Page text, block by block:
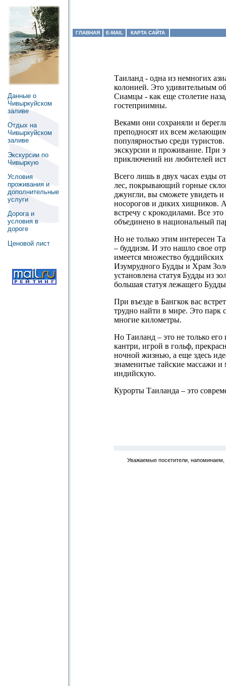
Данные о
Чивыркуйском
заливе
Отдых на
Чивыркуйском
заливе
Экскурсии по
Чивыркую
Условия
проживания и
дополнительные
услуги
Дорога и
условия в
дороге
Ценовой лист
ГЛАВНАЯ E-MAIL КАРТА САЙТА
Таиланд - одна из немногих
колонией. Это удивительным
Сиамцы - как еще столетие
гостеприимны.
Веками они сохраняли и
преподносят их всем
популярностью среди
экскурсии и проживание. При
приключений ни любителей
Всего лишь в двух часах езды
лес, покрывающий горные
джунгли, вы сможете увидеть и
носорогов и диких хищников.
встречу с крокодилами. Все
объединено в национальный
Но не только этим интересен
– буддизм. И это нашло свое
имеется множество
Изумрудного Будды и Храм
установлена статуя Будды из
большая статуя лежащего
При въезде в Бангкок вас
трудно найти в мире. Это
многие километры.
Но Таиланд – это не только
кантри, игрой в гольф,
ночной жизнью, а еще здесь
знаменитые тайские массажи и
индийскую.
Курорты Таиланда – это
Уважаемые посетители, напоминаем,